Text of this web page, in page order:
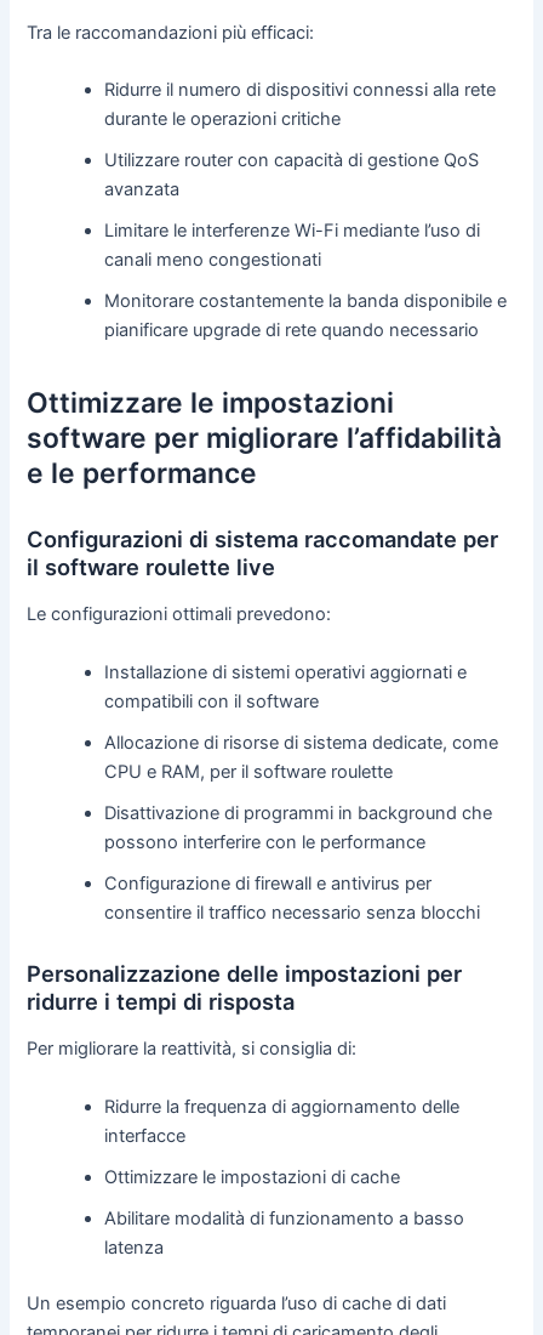
Tra le raccomandazioni più efficaci:
Ridurre il numero di dispositivi connessi alla rete
durante le operazioni critiche
Utilizzare router con capacità di gestione QoS
avanzata
Limitare le interferenze Wi-Fi mediante l’uso di
canali meno congestionati
Monitorare costantemente la banda disponibile e
pianificare upgrade di rete quando necessario
Ottimizzare le impostazioni
software per migliorare l’affidabilità
e le performance
Configurazioni di sistema raccomandate per
il software roulette live
Le configurazioni ottimali prevedono:
Installazione di sistemi operativi aggiornati e
compatibili con il software
Allocazione di risorse di sistema dedicate, come
CPU e RAM, per il software roulette
Disattivazione di programmi in background che
possono interferire con le performance
Configurazione di firewall e antivirus per
consentire il traffico necessario senza blocchi
Personalizzazione delle impostazioni per
ridurre i tempi di risposta
Per migliorare la reattività, si consiglia di:
Ridurre la frequenza di aggiornamento delle
interfacce
Ottimizzare le impostazioni di cache
Abilitare modalità di funzionamento a basso
latenza
Un esempio concreto riguarda l’uso di cache di dati